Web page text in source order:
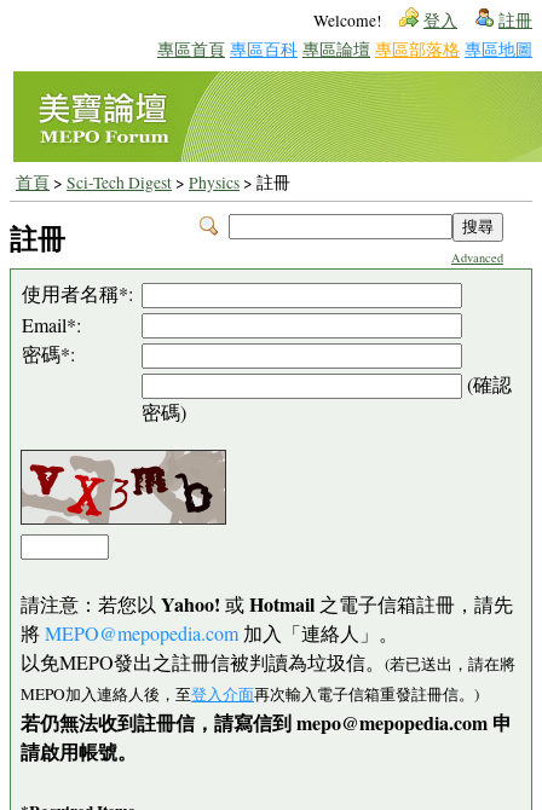
Welcome! 登入 註冊
專區首頁 專區百科 專區論壇 專區部落格 專區地圖
首頁> Sci-Tech Digest> Physics> 註冊
Advanced
註冊
使用者名稱*:
Email*:
密碼*:
(確認
密碼)
請注意：若您以 Yahoo! 或Hotmail 之電子信箱註冊，請先
將MEPO@mepopedia.com 加入「連絡人」。
以免MEPO發出之註冊信被判讀為垃圾信。 (若已送出，請在將
MEPO加入連絡人後，至登入介面再次輸入電子信箱重發註冊信。)
若仍無法收到註冊信，請寫信到 mepo@mepopedia.com 申
請啟用帳號。